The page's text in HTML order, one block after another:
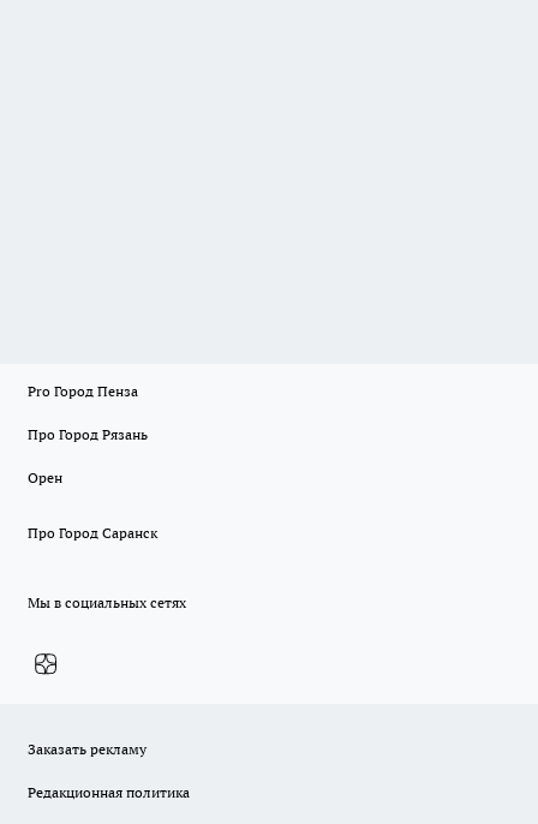
Pro Город Пенза
Про Город Рязань
Орен
Про Город Саранск
Мы в социальных сетях
Заказать рекламу
Редакционная политика